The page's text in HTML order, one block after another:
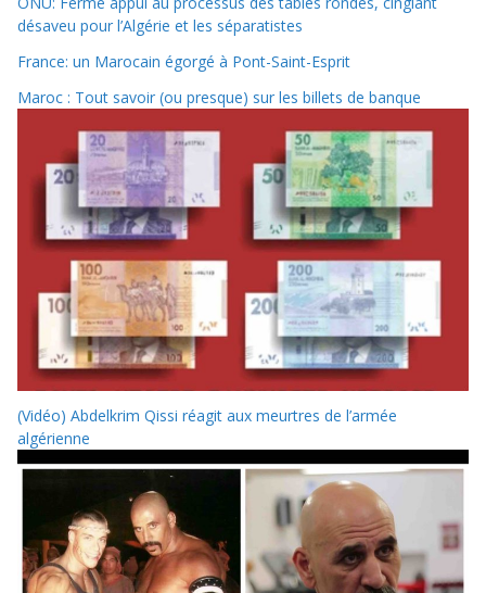
désaveu pour l’Algérie et les séparatistes
France: un Marocain égorgé à Pont-Saint-Esprit
Maroc : Tout savoir (ou presque) sur les billets de banque
(Vidéo) Abdelkrim Qissi réagit aux meurtres de l’armée
algérienne